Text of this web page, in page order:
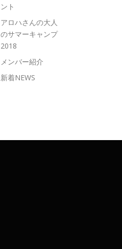
ント
アロハさんの大人
のサマーキャンプ
2018
メンバー紹介
新着NEWS